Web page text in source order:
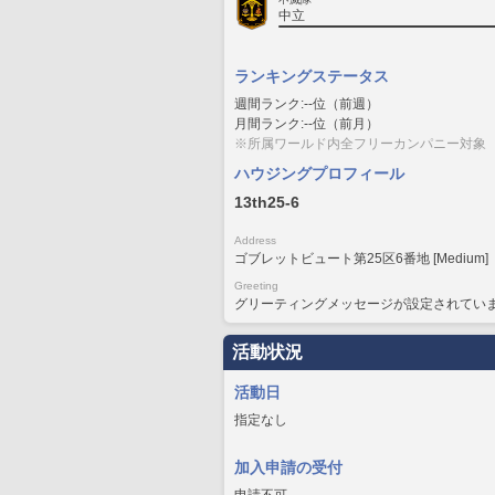
中立
ランキングステータス
週間ランク:--位（前週）
月間ランク:--位（前月）
※所属ワールド内全フリーカンパニー対象
ハウジングプロフィール
13th25-6
Address
ゴブレットビュート第25区6番地 [Medium]
Greeting
グリーティングメッセージが設定されてい
活動状況
活動日
指定なし
加入申請の受付